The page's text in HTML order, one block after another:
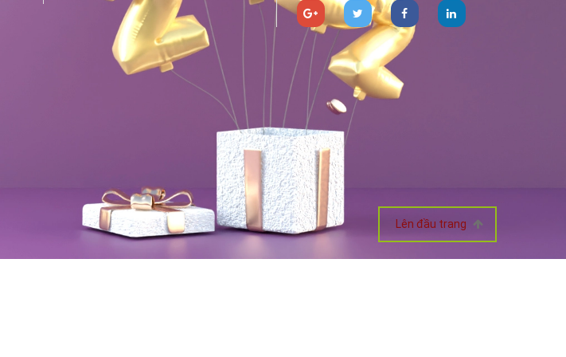
Lên đầu trang